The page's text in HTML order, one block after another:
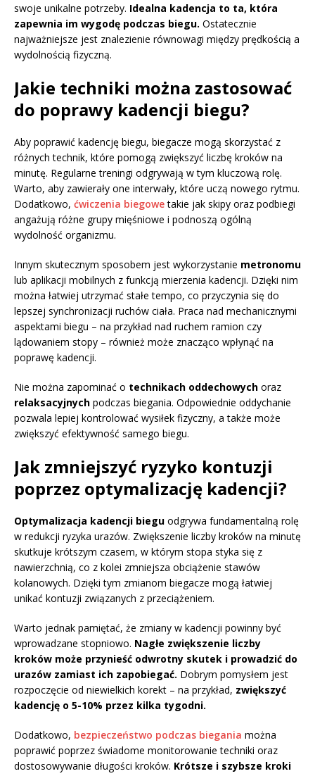
swoje unikalne potrzeby. Idealna kadencja to ta, która
zapewnia im wygodę podczas biegu. Ostatecznie
najważniejsze jest znalezienie równowagi między prędkością a
wydolnością fizyczną.
Jakie techniki można zastosować
do poprawy kadencji biegu?
Aby poprawić kadencję biegu, biegacze mogą skorzystać z
różnych technik, które pomogą zwiększyć liczbę kroków na
minutę. Regularne treningi odgrywają w tym kluczową rolę.
Warto, aby zawierały one interwały, które uczą nowego rytmu.
Dodatkowo, ćwiczenia biegowetakie jak skipy oraz podbiegi
angażują różne grupy mięśniowe i podnoszą ogólną
wydolność organizmu.
Innym skutecznym sposobem jest wykorzystanie metronomu
lub aplikacji mobilnych z funkcją mierzenia kadencji. Dzięki nim
można łatwiej utrzymać stałe tempo, co przyczynia się do
lepszej synchronizacji ruchów ciała. Praca nad mechanicznymi
aspektami biegu – na przykład nad ruchem ramion czy
lądowaniem stopy – również może znacząco wpłynąć na
poprawę kadencji.
Nie można zapominać o technikach oddechowych oraz
relaksacyjnych podczas biegania. Odpowiednie oddychanie
pozwala lepiej kontrolować wysiłek fizyczny, a także może
zwiększyć efektywność samego biegu.
Jak zmniejszyć ryzyko kontuzji
poprzez optymalizację kadencji?
Optymalizacja kadencji biegu odgrywa fundamentalną rolę
w redukcji ryzyka urazów. Zwiększenie liczby kroków na minutę
skutkuje krótszym czasem, w którym stopa styka się z
nawierzchnią, co z kolei zmniejsza obciążenie stawów
kolanowych. Dzięki tym zmianom biegacze mogą łatwiej
unikać kontuzji związanych z przeciążeniem.
Warto jednak pamiętać, że zmiany w kadencji powinny być
wprowadzane stopniowo. Nagłe zwiększenie liczby
kroków może przynieść odwrotny skutek i prowadzić do
urazów zamiast ich zapobiegać. Dobrym pomysłem jest
rozpoczęcie od niewielkich korekt – na przykład, zwiększyć
kadencję o 5-10% przez kilka tygodni.
Dodatkowo, bezpieczeństwo podczas biegania można
poprawić poprzez świadome monitorowanie techniki oraz
dostosowywanie długości kroków. Krótsze i szybsze kroki